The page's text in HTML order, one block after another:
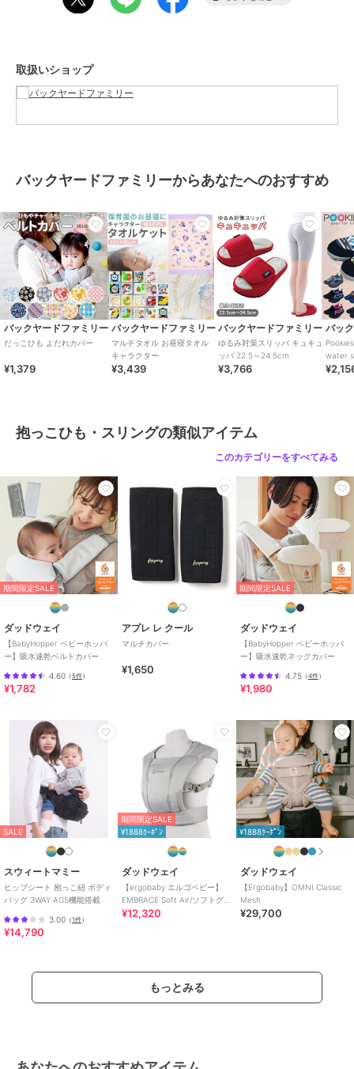
【生産国】
[縦]約78cm／[横]約63cm（フード部分含む）
【収納袋】
約230g（※本体＋収納袋の商品の重量です。）
手洗い 可
ドライクリーニング 不可
乾燥機 不可
長時間日光にあたったり、摩擦、水漏れなどによる色落ちや色移りす
ることがあります。
お取り扱いの際は、商品やパッケージなどに記載されている品質表
示、アテンションタグ、ご使用上の注意事項などを必ずご確認下さ
い。
本来の目的以外にはご使用にならないで下さい。
カメラやモニターの性質により、画像と実物の色の違いがある場合が
ブランド バックヤードファミリー
商品カテゴリ ベビー用品・おもちゃ ／
ひも・スリング
性別タイプ
ガールズ
ベビー用品・おもちゃ
抱っこ
ひも・スリング
ボーイズ
抱っこ
ひも・スリング
カラー くまのプーさん、HappyDays
サイズ
取扱いショップ
バックヤードファミリーからあなたへのおすすめ
バックヤードファミリー
だっこひも よだれカバー
¥1,379
バックヤードファミリー
マルチタオル お昼寝タオル
キャラクター
¥3,439
バックヤードファミリー
ゆるみ対策スリッパ キュキュ
ッパ 22.5～24.5cm
¥3,766
バッ
water
抱っこひも・スリングの類似アイテム
このカテゴリーをすべてみる
期間限定SALE
ダッドウェイ
【BabyHopper ベビーホッパ
ー】吸水速乾ベルトカバー
4.60 （5件）
¥1,782
アプレ レ クール
マルチカバー
¥1,650
期間限定SALE
ダッドウェイ
【BabyHopper ベビーホッパ
ー】吸水速乾ネックカバー
4.75（4件）
¥1,980
SALE
スウィートマミー
ヒップシート 抱っこ紐 ボディ
バッグ 3WAY AGS機能搭載
3.00 （1件）
¥14,790
期間限定SALE
¥1888ｸｰﾎﾟﾝ
ダッドウェイ
【ergobaby エルゴベビー】
EMBRACE Soft Air/ソフトグレ
ー
¥12,320
¥1888ｸｰﾎﾟﾝ
ダッドウェイ
【Ergobaby】OMNI Classic
Mesh
¥29,700
もっとみる